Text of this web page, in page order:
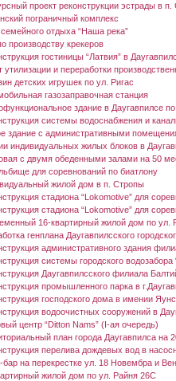
проект реконструкции эстрады в
пограничный комплекс
отдыха “Наша река”
производству крекеров
гостиницы “Латвия” в
утилизации и переработки
детских игрушек по ул. Ригас
газозаправочная станция
здание в Даугавпилсе
системы водоснабжения и
здание с административными
индивидуальных жилых блоков в
с двумя обеденными залами на 50
для соревнований по биатлону
жилой дом в п. Стропы
стадиона “Lokomotive” для
стадиона “Lokomotive” для
16-квартирный жилой дом по ул.
генплана Даугавпилсского
административного здания
системы городского
Даугавпилсского филиала
промышленного парка в
господского дома в имении
водоочистных сооружений в
центр “Ditton Nams” (I-ая очередь)
план города Даугавпилса на
перелива дождевых вод в
на перекрестке ул. 18 Новембра и
жилой дом по ул. Райня 26C